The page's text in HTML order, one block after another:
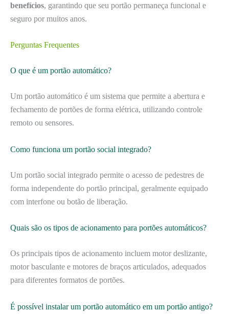
benefícios, garantindo que seu portão permaneça funcional e
seguro por muitos anos.
Perguntas Frequentes
O que é um portão automático?
Um portão automático é um sistema que permite a abertura e
fechamento de portões de forma elétrica, utilizando controle
remoto ou sensores.
Como funciona um portão social integrado?
Um portão social integrado permite o acesso de pedestres de
forma independente do portão principal, geralmente equipado
com interfone ou botão de liberação.
Quais são os tipos de acionamento para portões automáticos?
Os principais tipos de acionamento incluem motor deslizante,
motor basculante e motores de braços articulados, adequados
para diferentes formatos de portões.
É possível instalar um portão automático em um portão antigo?